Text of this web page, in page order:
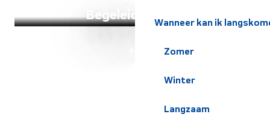
Wanneer kan ik
Zomer
Winter
Langzaam
Begeleide uitjes